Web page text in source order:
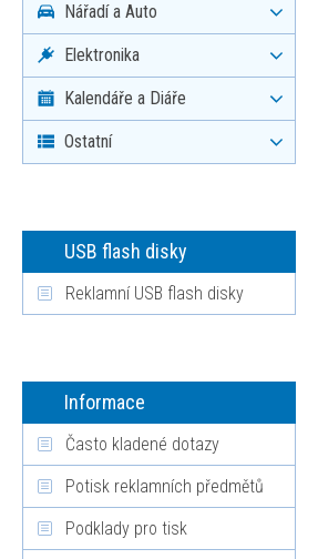
Nářadí a Auto
Elektronika
Kalendáře a Diáře
Ostatní
USB flash disky
Reklamní USB flash disky
Informace
Často kladené dotazy
Potisk reklamních předmětů
Podklady pro tisk